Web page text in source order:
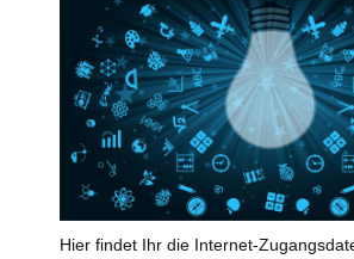
Hier findet Ihr die Internet-